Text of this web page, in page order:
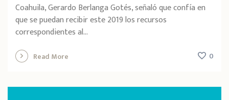
Coahuila, Gerardo Berlanga Gotés, señaló que confía en
que se puedan recibir este 2019 los recursos
correspondientes al...
Read More 0